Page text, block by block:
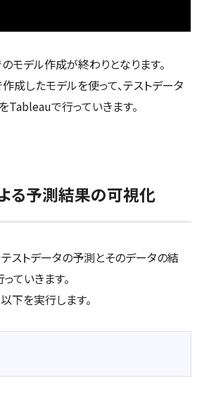
モデル作成が終わりとなります。
成したモデルを使って、テストデータ
Tableauで行っていきます。
る予測結果の可視化
ストデータの予測とそのデータの結
ていきます。
下を実行します。